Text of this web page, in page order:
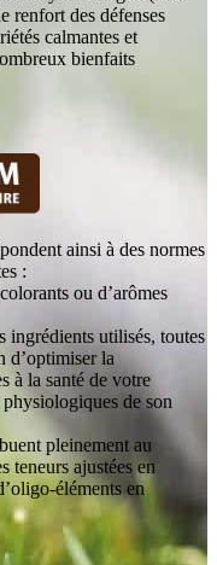
renfort des défenses
calmantes et
bienfaits
ainsi à des normes
:
ou d’arômes
ingrédients utilisés, toutes
d’optimiser la
à la santé de votre
de son
pleinement au
teneurs ajustées en
éléments en